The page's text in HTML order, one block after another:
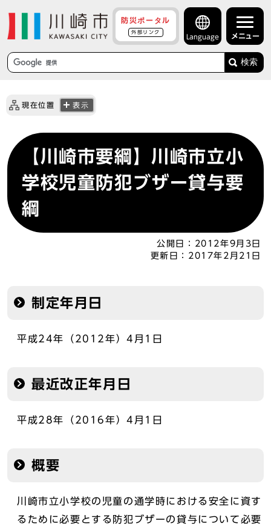
防災ポータル
外部リンク
Language メニュー
検索
現在位置 表示
【川崎市要綱】川崎市立小
学校児童防犯ブザー貸与要
綱
公開日：
2012年9月3日
更新日： 2017年2月21日
制定年月日
平成24年（2012年）4月1日
最近改正年月日
平成28年（2016年）4月1日
概要
川崎市立小学校の児童の通学時における安全に資す
るために必要とする防犯ブザーの貸与について必要